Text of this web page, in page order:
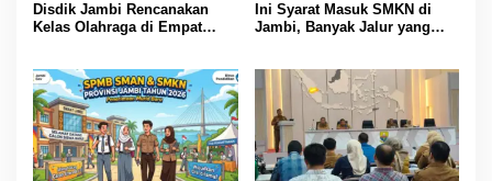
Disdik Jambi Rencanakan
Kelas Olahraga di Empat
Ini Syarat Masuk SMKN di
Jambi, Banyak Jalur yang